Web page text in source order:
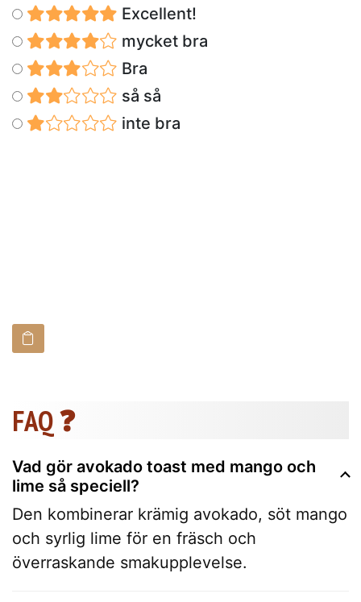
Excellent!
mycket bra
Bra
så så
inte bra
FAQ ❓
Vad gör avokado toast med mango och
lime så speciell?
Den kombinerar krämig avokado, söt mango
och syrlig lime för en fräsch och
överraskande smakupplevelse.